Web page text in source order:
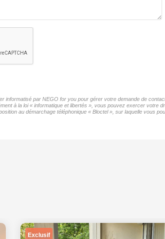
informatisé par NEGO for you pour gérer votre demande de
à la loi « informatique et libertés », vous pouvez exercer
au démarchage téléphonique « Bloctel », sur laquelle vous
Exclusif